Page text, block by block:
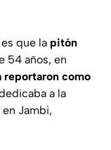
que la pitón
54 años, en
reportaron como
a la
Jambi,